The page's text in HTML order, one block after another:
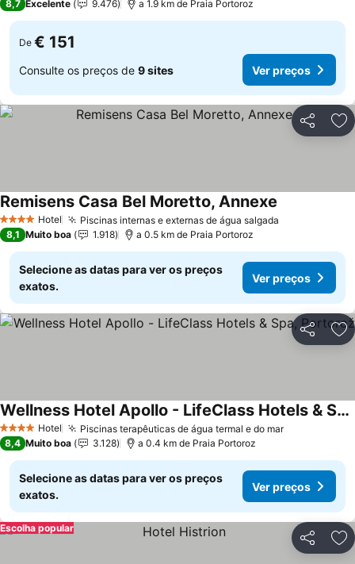
8,7 Excelente 9.476 a 1.9 km de Praia Portoroz
De € 151
Consulte os preços de 9 sites Ver preços
Partilhar
4 EstrelasHotel Piscinas internas e externas de água salgada
Remisens Casa Bel Moretto, Annexe
8,1 Muito boa 1.918 a 0.5 km de Praia Portoroz
Selecione as datas para ver os preços
exatos.
Ver preços
Partilhar
4 EstrelasHotel Piscinas terapêuticas de água termal e do mar
Wellness Hotel Apollo - LifeClass Hotels & Spa, Portorož
8,4 Muito boa 3.128 a 0.4 km de Praia Portoroz
Selecione as datas para ver os preços
exatos.
Ver preços
Partilhar
Escolha popular